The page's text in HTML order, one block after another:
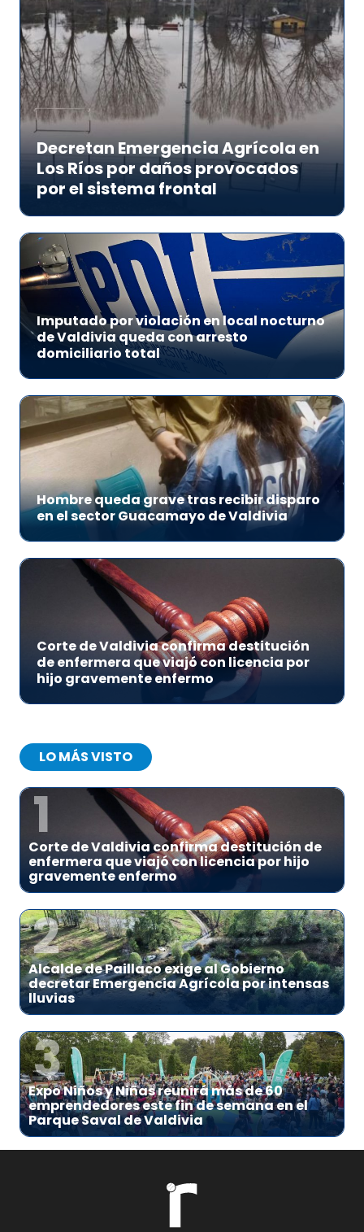
Decretan Emergencia Agrícola en
Los Ríos por daños provocados
por el sistema frontal
Imputado por violación en local nocturno
de Valdivia queda con arresto
domiciliario total
Hombre queda grave tras recibir disparo
en el sector Guacamayo de Valdivia
Corte de Valdivia confirma destitución
de enfermera que viajó con licencia por
hijo gravemente enfermo
LO MÁS VISTO
1
Corte de Valdivia confirma destitución de
enfermera que viajó con licencia por hijo
gravemente enfermo
2
Alcalde de Paillaco exige al Gobierno
decretar Emergencia Agrícola por intensas
lluvias
3
Expo Niños y Niñas reunirá más de 60
emprendedores este fin de semana en el
Parque Saval de Valdivia